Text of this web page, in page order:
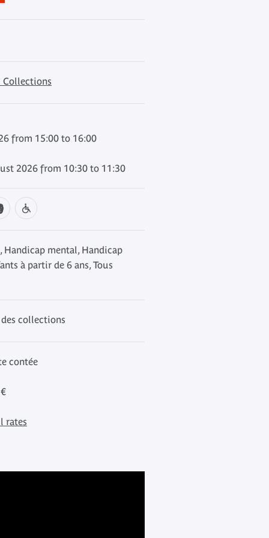
Collections
from 15:00 to 16:00
2026 from 10:30 to 11:30
mental, Handicap
à partir de 6 ans, Tous
collections
contée
rates